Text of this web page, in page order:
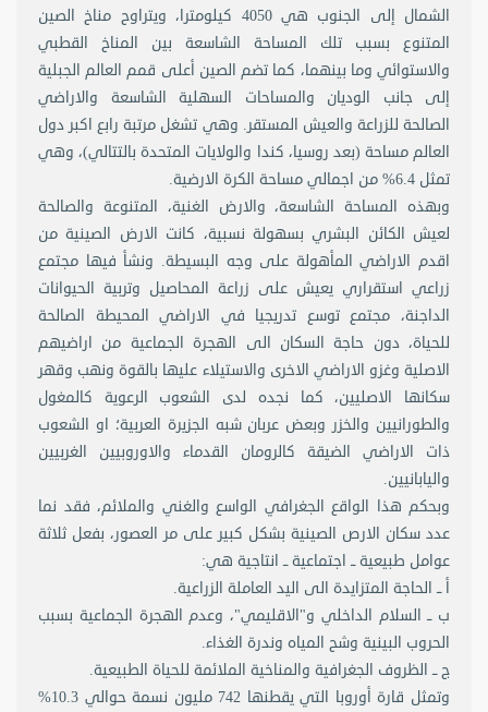
الشمال إلى الجنوب هي 4050 كيلومترا، ويتراوح مناخ الصين
المتنوع بسبب تلك المساحة الشاسعة بين المناخ القطبي
والاستوائي وما بينهما، كما تضم الصين أعلى قمم العالم الجبلية
إلى جانب الوديان والمساحات السهلية الشاسعة والاراضي
الصالحة للزراعة والعيش المستقر. وهي تشغل مرتبة رابع اكبر دول
العالم مساحة (بعد روسيا، كندا والولايات المتحدة بالتتالي)، وهي
تمثل 6.4% من اجمالي مساحة الكرة الارضية.
وبهذه المساحة الشاسعة، والارض الغنية، المتنوعة والصالحة
لعيش الكائن البشري بسهولة نسبية، كانت الارض الصينية من
اقدم الاراضي المأهولة على وجه البسيطة. ونشأ فيها مجتمع
زراعي استقراري يعيش على زراعة المحاصيل وتربية الحيوانات
الداجنة، مجتمع توسع تدريجيا في الاراضي المحيطة الصالحة
للحياة، دون حاجة السكان الى الهجرة الجماعية من اراضيهم
الاصلية وغزو الاراضي الاخرى والاستيلاء عليها بالقوة ونهب وقهر
سكانها الاصليين، كما نجده لدى الشعوب الرعوية كالمغول
والطورانيين والخزر وبعض عربان شبه الجزيرة العربية؛ او الشعوب
ذات الاراضي الضيقة كالرومان القدماء والاوروبيين الغربيين
واليابانيين.
وبحكم هذا الواقع الجغرافي الواسع والغني والملائم، فقد نما
عدد سكان الارص الصينية بشكل كبير على مر العصور، بفعل ثلاثة
عوامل طبيعية ــ اجتماعية ــ انتاجية هي:
أ ــ الحاجة المتزايدة الى اليد العاملة الزراعية.
ب ــ السلام الداخلي و"الاقليمي"، وعدم الهجرة الجماعية بسبب
الحروب البينية وشح المياه وندرة الغذاء.
ج ــ الظروف الجغرافية والمناخية الملائمة للحياة الطبيعية.
وتمثل قارة أوروبا التي يقطنها 742 مليون نسمة حوالي 10.3%